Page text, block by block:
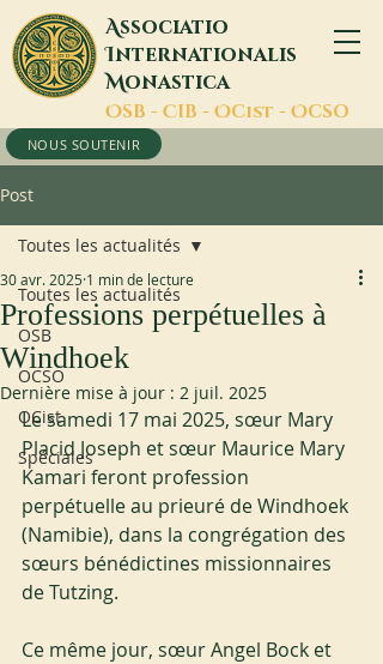
Associatio
Internationalis
Monastica
OSB - CIB - OCist - OCSO
NOUS SOUTENIR
Post
Toutes les actualités
OSB
OCSO
OCist
Spéciales
Toutes les actualités
Professions perpétuelles à
Windhoek
30 avr. 2025 1 min de lecture
Dernière mise à jour : 2 juil. 2025
Le samedi 17 mai 2025, sœur Mary
Placid Joseph et sœur Maurice Mary
Kamari feront profession
perpétuelle au prieuré de Windhoek
(Namibie), dans la congrégation des
sœurs bénédictines missionnaires
de Tutzing.
Ce même jour, sœur Angel Bock et